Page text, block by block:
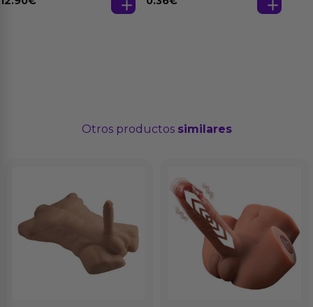
Otros productos similares